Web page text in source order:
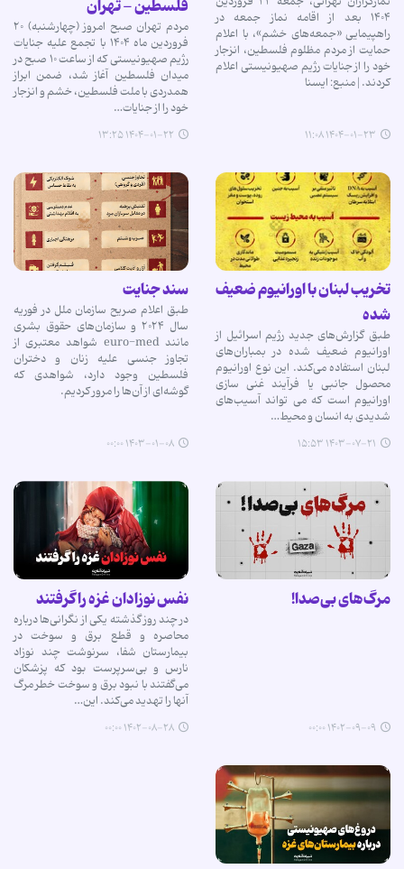
۱۴۰۴ بعد از اقامه نماز جمعه در
راهپیمایی «جمعه‌های خشم»، با اعلام
حمایت از مردم مظلوم فلسطین، انزجار
خود را از جنایات رژیم صهیونیستی اعلام
کردند.|منبع: ایسنا
۱۴۰۴-۰۱-۲۳ ۱۱:۰۸
فلسطین - تهران
مردم تهران صبح امروز (چهارشنبه) ۲۰
فروردین ماه ۱۴۰۴ با تجمع علیه جنایات
رژیم صهیونیستی که از ساعت ۱۰ صبح در
میدان فلسطین آغاز شد، ضمن ابراز
همدردی با ملت فلسطین، خشم و انزجار
خود را از جنایات…
۱۴۰۴-۰۱-۲۲ ۱۳:۲۵
تخریب لبنان با اورانیوم ضعیف
شده
طبق گزارش‌های جدید رژیم اسرائیل از
اورانیوم ضعیف شده در بمباران‌های
لبنان استفاده می‌کند. این نوع اورانیوم
محصول جانبی یا فرآیند غنی سازی
اورانیوم است که می تواند آسیب‌های
شدیدی به انسان و محیط…
۱۴۰۳-۰۷-۲۱ ۱۵:۵۳
سند جنایت
طبق اعلام صریح سازمان ملل در فوریه
سال ۲۰۲۴ و سازمان‌های حقوق بشری
مانند euro-med شواهد معتبری از
تجاوز جنسی علیه زنان و دختران
فلسطین وجود دارد، شواهدی که
گوشه‌ای از آن‌ها را مرور کردیم.
۱۴۰۳-۰۱-۰۸ ۰۰:۰۰
مرگ‌های بی‌صدا!
۱۴۰۲-۰۹-۰۹ ۰۰:۰۰
نفس نوزادان غزه را گرفتند
در چند روز گذشته یکی از نگرانی‌ها درباره
محاصره و قطع برق و سوخت در
بیمارستان شفا، سرنوشت چند نوزاد
نارس و بی‌سرپرست بود که پزشکان
می‌گفتند با نبود برق و سوخت خطر مرگ
آنها را تهدید می‌کند. این…
۱۴۰۲-۰۸-۲۸ ۰۰:۰۰